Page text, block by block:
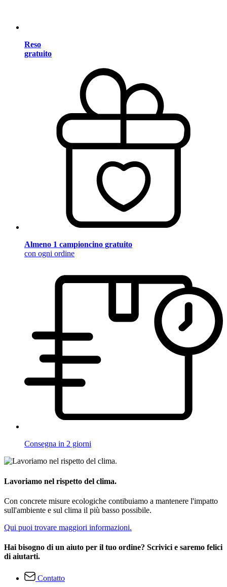
Reso
gratuito
Almeno 1 campioncino gratuito
con ogni ordine
Consegna in 2 giorni
Lavoriamo nel rispetto del clima.
Con concrete misure ecologiche contibuiamo a mantenere l'impatto
sull'ambiente e sul clima il più basso possibile.
Qui puoi trovare maggiori informazioni.
Hai bisogno di un aiuto per il tuo ordine? Scrivici e saremo felici
di aiutarti.
Contatto